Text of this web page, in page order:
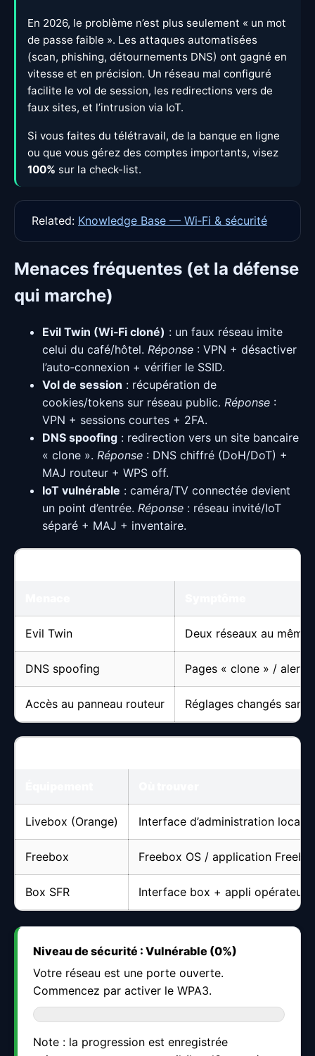
En 2026, le problème n’est plus seulement « un mot
de passe faible ». Les attaques automatisées
(scan, phishing, détournements DNS) ont gagné en
vitesse et en précision. Un réseau mal configuré
facilite le vol de session, les redirections vers de
faux sites, et l’intrusion via IoT.
Si vous faites du télétravail, de la banque en ligne
ou que vous gérez des comptes importants, visez
100% sur la check-list.
Related: Knowledge Base — Wi‑Fi & sécurité
Menaces fréquentes (et la défense
qui marche)
Evil Twin (Wi‑Fi cloné) : un faux réseau imite
celui du café/hôtel. Réponse : VPN + désactiver
l’auto‑connexion + vérifier le SSID.
Vol de session : récupération de
cookies/tokens sur réseau public. Réponse :
VPN + sessions courtes + 2FA.
DNS spoofing : redirection vers un site bancaire
« clone ». Réponse : DNS chiffré (DoH/DoT) +
MAJ routeur + WPS off.
IoT vulnérable : caméra/TV connectée devient
un point d’entrée. Réponse : réseau invité/IoT
séparé + MAJ + inventaire.
Evil Twin Deux réseaux au même
DNS spoofing Pages « clone » /
Accès au panneau routeur Réglages changés sans
Livebox (Orange) Interface d’administration locale
Freebox Freebox OS / application
Box SFR Interface box + appli opérateur
Niveau de sécurité : Vulnérable (0%)
Votre réseau est une porte ouverte.
Commencez par activer le WPA3.
Note : la progression est enregistrée